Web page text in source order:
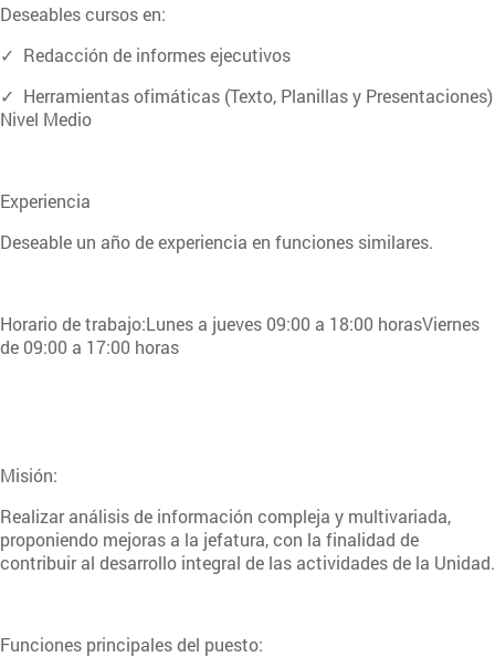
Deseables cursos en:
✓ Redacción de informes ejecutivos
✓ Herramientas ofimáticas (Texto, Planillas y Presentaciones)
Nivel Medio
Experiencia
Deseable un año de experiencia en funciones similares.
Horario de trabajo:Lunes a jueves 09:00 a 18:00 horasViernes
de 09:00 a 17:00 horas
Misión:
Realizar análisis de información compleja y multivariada,
proponiendo mejoras a la jefatura, con la finalidad de
contribuir al desarrollo integral de las actividades de la Unidad.
Funciones principales del puesto: